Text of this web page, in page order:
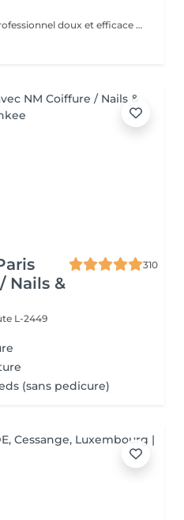
Soin Calluspeeling® Un soin professionnel doux et efficace qui élimine les callosités, talons secs et rugosités sans lame ni fraise. Les patches aux extraits végétaux lissent la peau, réparent en profondeur et laissent les pieds incroyablement doux dès la première séance.
Nails &
310
L-2449
(sans pedicure)